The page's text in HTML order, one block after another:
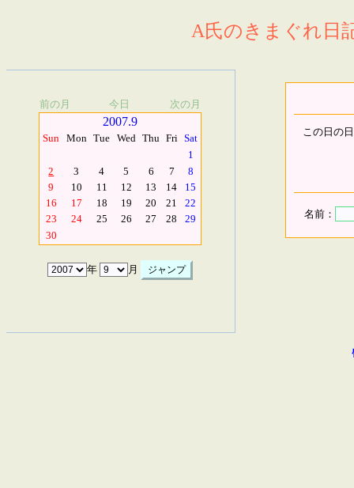
A氏のきまぐれ日
前の月 今日 次の月
2007.9
Sun Mon Tue Wed Thu Fri Sat
1
2
3 4 5 6 7
8
9
10 11 12 13 14
15
16
17 18 19 20 21
22
23
24 25 26 27 28
29
30
年 月
この日の
名前：